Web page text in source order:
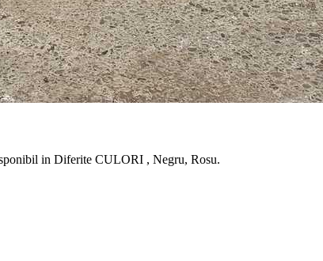
in Diferite CULORI , Negru, Rosu.